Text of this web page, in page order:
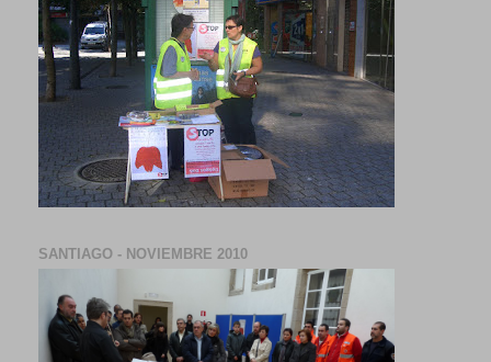
SANTIAGO - NOVIEMBRE 2010